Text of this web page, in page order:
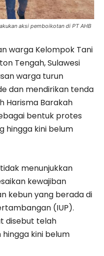
aksi pemboikotan di PT AHB
warga Kelompok Tani
Tengah, Sulawesi
warga turun
dan mendirikan tenda
Harisma Barakah
bentuk protes
hingga kini belum
menunjukkan
kewajiban
kebun yang berada di
(IUP).
disebut telah
hingga kini belum